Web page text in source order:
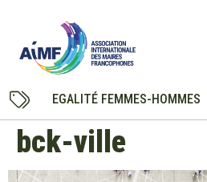
EGALITÉ FEMMES-HOMMES
bck-ville